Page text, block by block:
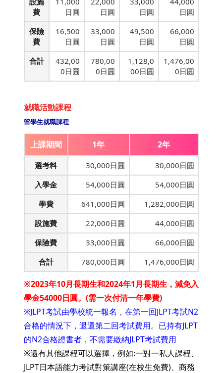
費
日圓
日圓
日圓
日圓
保險
費
16,500
日圓
33,000
日圓
49,500
日圓
66,000
日圓
合計
432,00
0日圓
780,00
0日圓
1,128,0
00日圓
1,476,00
0日圓
就職活動課程
留學生就職課程
上課期間 1年 2年
選考料 30,000日圓
30,000日圓
入學金
54,000日圓
54,000日圓
學費
641,000日圓
1,282,000日圓
設施費
22,000日圓
44,000日圓
保險費
33,000日圓
66,000日圓
合計
780,000日圓 1,476,000日圓
※2023年10月長期生和2024年1月長期生，減免入
學金54000日圓。(需一次付清一年學費)
※JLPT考試由學校統一報名，在第一回JLPT考試N2
合格的情況下，退還第二回考試費用。 已持有JLPT
的N2合格證書者，不需要繳納JLPT考試費用
※還有其他課程可以選擇，例如:一對一私人課程、
JLPT日本語能力考試對策講座(在校生免費)、商務